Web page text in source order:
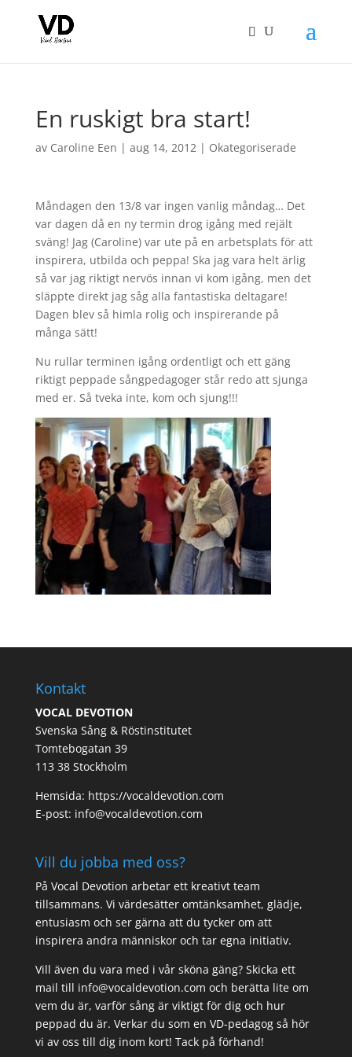
En ruskigt bra start!
av Caroline Een | aug 14, 2012| Okategoriserade
Måndagen den 13/8 var ingen vanlig måndag… Det
var dagen då en ny termin drog igång med rejält
sväng! Jag (Caroline) var ute på en arbetsplats för att
inspirera, utbilda och peppa! Ska jag vara helt ärlig
så var jag riktigt nervös innan vi kom igång, men det
släppte direkt jag såg alla fantastiska deltagare!
Dagen blev så himla rolig och inspirerande på
många sätt!
Nu rullar terminen igång ordentligt och ett gäng
riktigt peppade sångpedagoger står redo att sjunga
med er. Så tveka inte, kom och sjung!!!
Kontakt
VOCAL DEVOTION
Svenska Sång & Röstinstitutet
Tomtebogatan 39
113 38 Stockholm
Hemsida: https://vocaldevotion.com
E-post: info@vocaldevotion.com
Vill du jobba med oss?
På Vocal Devotion arbetar ett kreativt team
tillsammans. Vi värdesätter omtänksamhet, glädje,
entusiasm och ser gärna att du tycker om att
inspirera andra människor och tar egna initiativ.
Vill även du vara med i vår sköna gäng? Skicka ett
mail till info@vocaldevotion.com och berätta lite om
vem du är, varför sång är viktigt för dig och hur
peppad du är. Verkar du som en VD-pedagog så hör
vi av oss till dig inom kort! Tack på förhand!